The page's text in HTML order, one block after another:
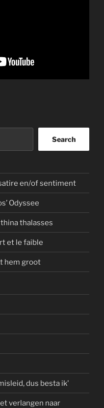
Search
satire en/of sentiment
Odyssee
thalasses
et le faible
hem groot
dus besta ik'
verlangen naar